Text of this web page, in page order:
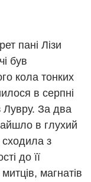
пані Лізи
був
кола тонких
в серпні
Лувру. За два
в глухий
сходила з
до її
магнатів